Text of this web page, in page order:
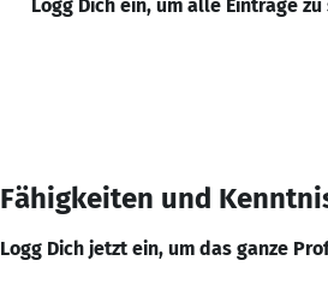
Logg Dich ein, um alle Einträge zu
Fähigkeiten und
Logg Dich jetzt ein, um das ganze